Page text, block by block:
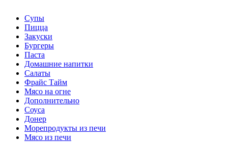
Супы
Пицца
Закуски
Бургеры
Паста
Домашние напитки
Салаты
Фрайс Тайм
Мясо на огне
Дополнительно
Соуса
Донер
Морепродукты из печи
Мясо из печи